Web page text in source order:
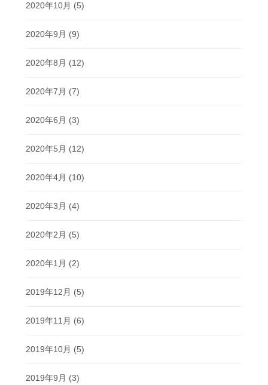
2020年10月 (5)
2020年9月 (9)
2020年8月 (12)
2020年7月 (7)
2020年6月 (3)
2020年5月 (12)
2020年4月 (10)
2020年3月 (4)
2020年2月 (5)
2020年1月 (2)
2019年12月 (5)
2019年11月 (6)
2019年10月 (5)
2019年9月 (3)